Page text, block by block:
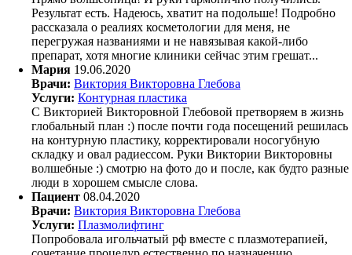
Результат есть. Надеюсь, хватит на подольше! Подробно
рассказала о реалиях косметологии для меня, не
перегружая названиями и не навязывая какой-либо
препарат, хотя многие клиники сейчас этим грешат...
Мария 19.06.2020
Врачи: Виктория Викторовна Глебова
Услуги: Контурная пластика
С Викторией Викторовной Глебовой претворяем в жизнь
глобальный план :) после почти года посещений решилась
на контурную пластику, корректировали носогубную
складку и овал радиессом. Руки Виктории Викторовны
волшебные :) смотрю на фото до и после, как будто разные
люди в хорошем смысле слова.
Пациент 08.04.2020
Врачи: Виктория Викторовна Глебова
Услуги: Плазмолифтинг
Попробовала игольчатый рф вместе с плазмотерапией,